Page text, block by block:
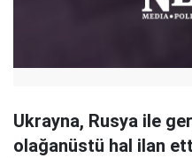
Ukrayna, Rusya ile
olağanüstü hal ilan